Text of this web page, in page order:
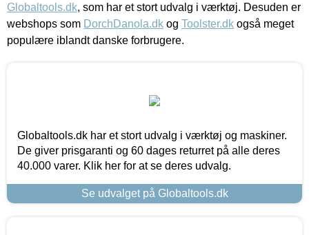
Globaltools.dk, som har et stort udvalg i værktøj. Desuden er
webshops som DorchDanola.dk og Toolster.dk også meget
populære iblandt danske forbrugere.
Globaltools.dk har et stort udvalg i værktøj og maskiner.
De giver prisgaranti og 60 dages returret på alle deres
40.000 varer. Klik her for at se deres udvalg.
Se udvalget på Globaltools.dk